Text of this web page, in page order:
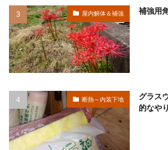
屋内解体＆補強 補強用
断熱～内装下地
グラス
的なや